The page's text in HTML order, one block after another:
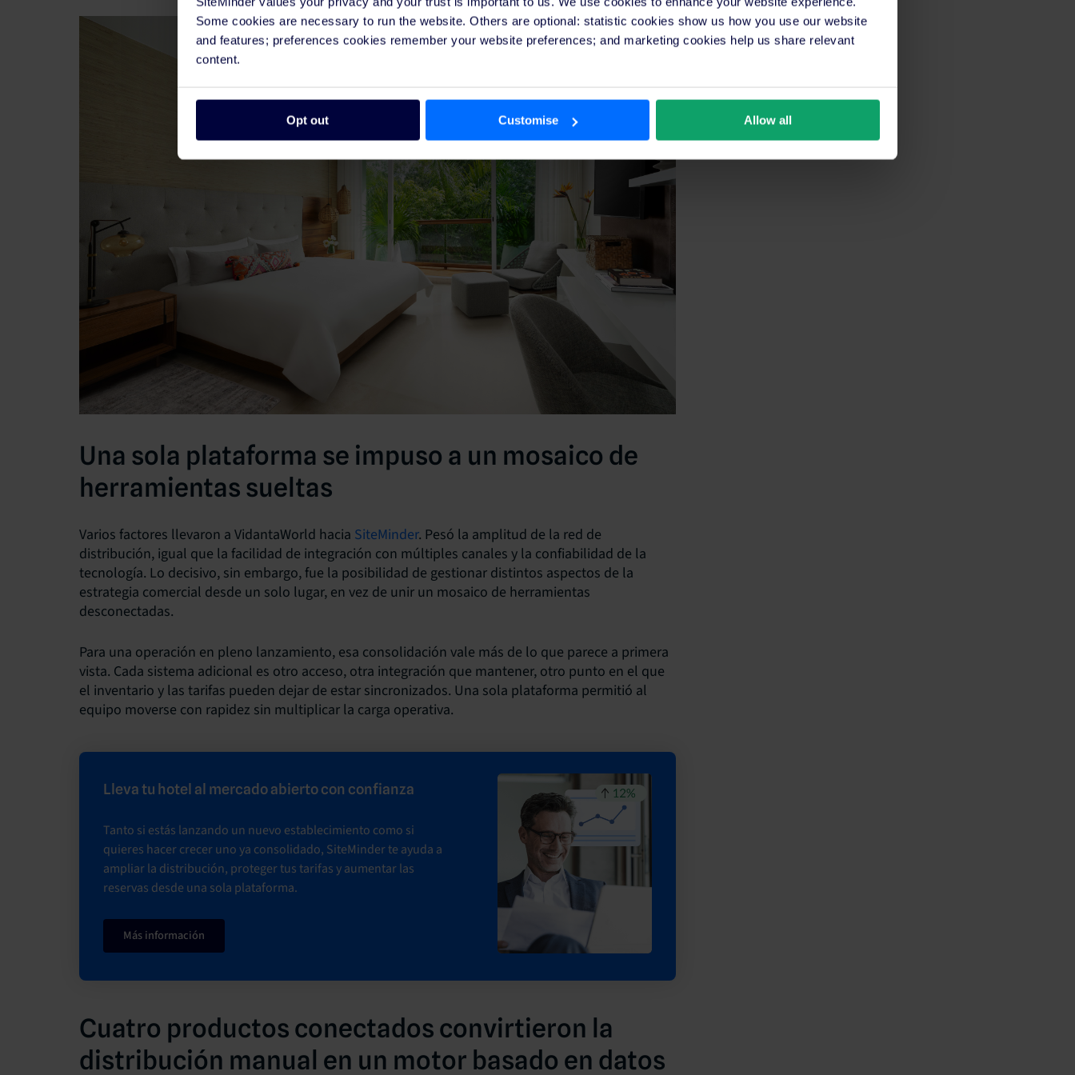
Some cookies are necessary to run the website. Others are optional: statistic cookies show us how you use our website
and features; preferences cookies remember your website preferences; and marketing cookies help us share relevant
content.
Opt out Customise Allow all
Una sola plataforma se impuso a un mosaico de
herramientas sueltas
Varios factores llevaron a VidantaWorld hacia SiteMinder. Pesó la amplitud de la red de
distribución, igual que la facilidad de integración con múltiples canales y la confiabilidad de la
tecnología. Lo decisivo, sin embargo, fue la posibilidad de gestionar distintos aspectos de la
estrategia comercial desde un solo lugar, en vez de unir un mosaico de herramientas
desconectadas.
Para una operación en pleno lanzamiento, esa consolidación vale más de lo que parece a primera
vista. Cada sistema adicional es otro acceso, otra integración que mantener, otro punto en el que
el inventario y las tarifas pueden dejar de estar sincronizados. Una sola plataforma permitió al
equipo moverse con rapidez sin multiplicar la carga operativa.
Lleva tu hotel al mercado abierto con confianza
Tanto si estás lanzando un nuevo establecimiento como si
quieres hacer crecer uno ya consolidado, SiteMinder te ayuda a
ampliar la distribución, proteger tus tarifas y aumentar las
reservas desde una sola plataforma.
Más información
Cuatro productos conectados convirtieron la
distribución manual en un motor basado en datos